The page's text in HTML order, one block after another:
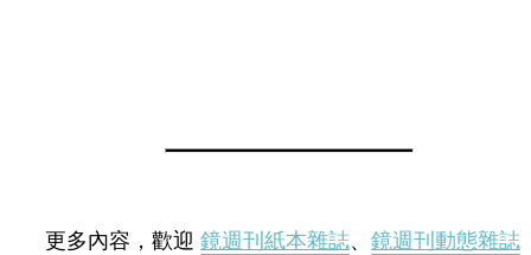
更多內容，歡迎 鏡週刊紙本雜誌、 鏡週刊動態雜誌